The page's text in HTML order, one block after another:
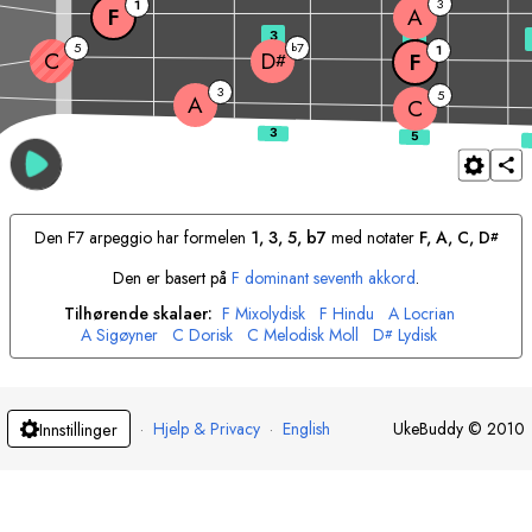
A 3
C 5
C 5 D#
b7 F 1
F 1 A
3 5
Den F7 arpeggio har formelen 1, 3, 5, b7med notater F, A, C, D#
Den er basert på F dominant seventh akkord.
Tilhørende skalaer: F Mixolydisk F Hindu A Locrian
A Sigøyner C Dorisk C Melodisk Moll D# Lydisk
Innstillinger · Hjelp & Privacy · English UkeBuddy © 2010